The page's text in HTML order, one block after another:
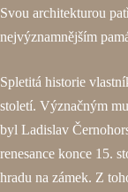
Svou architekturou
nejvýznamnějším
Spletitá historie
století. Význačným
byl Ladislav
renesance konce 15.
hradu na zámek. Z